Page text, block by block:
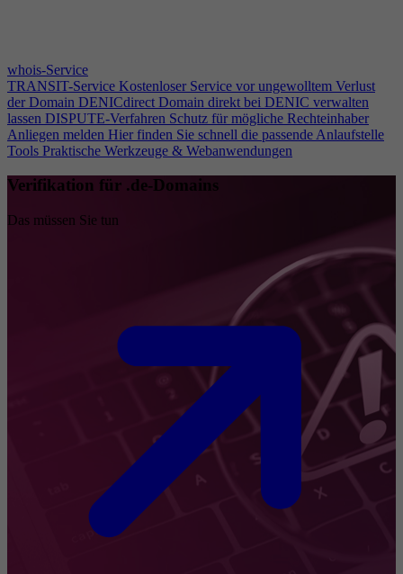
whois-Service
TRANSIT-Service Kostenloser Service vor ungewolltem Verlust
der Domain DENICdirect Domain direkt bei DENIC verwalten
lassen DISPUTE-Verfahren Schutz für mögliche Rechteinhaber
Anliegen melden Hier finden Sie schnell die passende Anlaufstelle
Tools Praktische Werkzeuge & Webanwendungen
Verifikation für .de-Domains
Das müssen Sie tun